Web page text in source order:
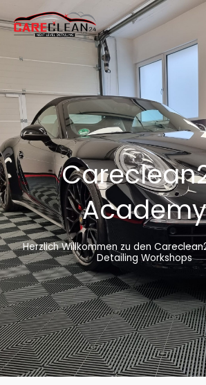
Inhalt
Academy
Herzlich Willkommen zu den
Detailing Workshops